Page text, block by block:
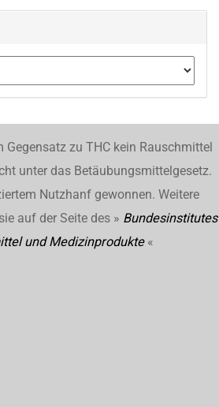
zu THC kein Rauschmittel
unter das Betäubungsmittelgesetz.
Nutzhanf gewonnen. Weitere
auf der Seite des » Bundesinstitutes
und Medizinprodukte«